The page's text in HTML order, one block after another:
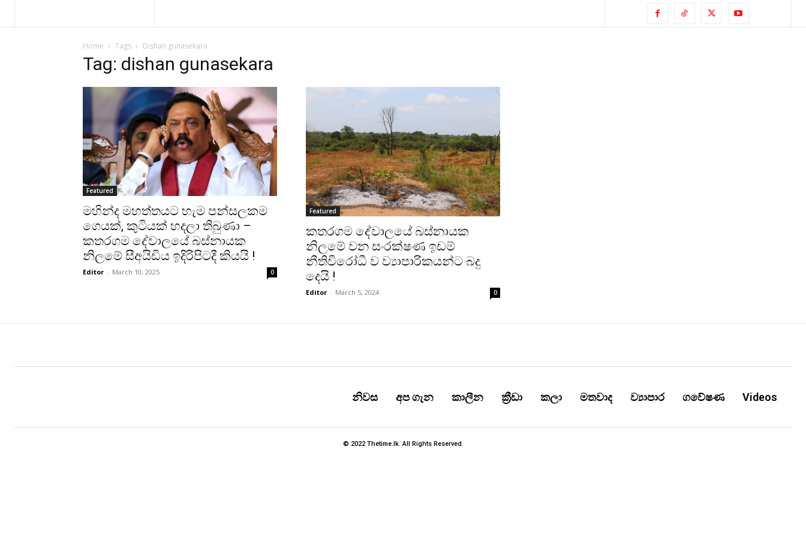
Home Tags Dishan gunasekara
Tag: dishan gunasekara
Featured
මහින්ද මහත්තයට හැම පන්සලකම
ගෙයක්, කුටියක් හදලා තිබුණා –
කතරගම දේවාලයේ බස්නායක
නිලමේ සීඅයිඩිය ඉදිරිපිටදී කියයි !
Editor - March 10, 2025 0
Featured
කතරගම දේවාලයේ බස්නායක
නිලමේ වන සංරක්ෂණ ඉඩම්
නීතිවිරෝධී ව ව්‍යාපාරිකයන්ට බදු
දෙයි !
Editor - March 5, 2024 0
නිවස අප ගැන කාලීන ක්‍රීඩා කලා මතවාද ව්‍යාපාර ගවේෂණ Videos
© 2022 Thetime.lk. All Rights Reserved.